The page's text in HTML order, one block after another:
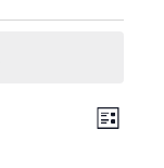
Liste